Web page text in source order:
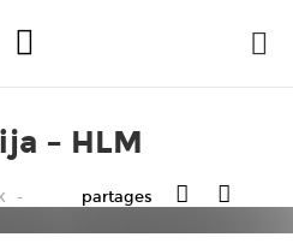
– HLM
partages